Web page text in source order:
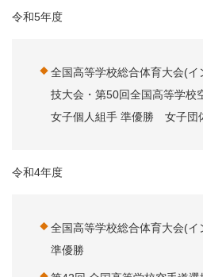
令和5年度
全国高等学校総合体育大会(
技大会・第50回全国高等学校
女子個人組手 準優勝 女子団
令和4年度
全国高等学校総合体育大会(
準優勝